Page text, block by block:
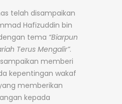
telah disampaikan
Hafizuddin bin
tema “Biarpun
Terus Mengalir”.
memberi
kepentingan wakaf
memberikan
kepada